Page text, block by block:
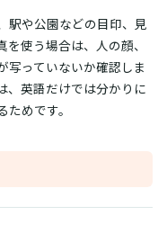
駅や公園などの目印、見
使う場合は、人の顔、
写っていないか確認しま
、英語だけでは分かりに
めです。